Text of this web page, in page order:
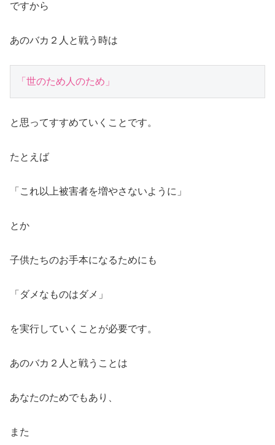
ですから
あのバカ２人と戦う時は
「世のため人のため」
と思ってすすめていくことです。
たとえば
「これ以上被害者を増やさないように」
とか
子供たちのお手本になるためにも
「ダメなものはダメ」
を実行していくことが必要です。
あのバカ２人と戦うことは
あなたのためでもあり、
また